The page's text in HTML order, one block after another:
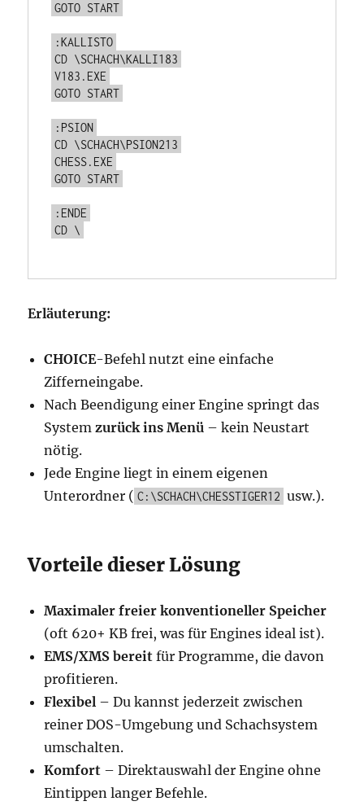
GOTO START
:KALLISTO
CD \SCHACH\KALLI183
V183.EXE
GOTO START
:PSION
CD \SCHACH\PSION213
CHESS.EXE
GOTO START
:ENDE
CD \
Erläuterung:
CHOICE-Befehl nutzt eine einfache
Zifferneingabe.
Nach Beendigung einer Engine springt das
Systemzurück ins Menü – kein Neustart
nötig.
Jede Engine liegt in einem eigenen
Unterordner ( C:\SCHACH\CHESSTIGER12 usw.).
Vorteile dieser Lösung
Maximaler freier konventioneller Speicher
(oft 620+ KB frei, was für Engines ideal ist).
EMS/XMS bereit für Programme, die davon
profitieren.
Flexibel – Du kannst jederzeit zwischen
reiner DOS-Umgebung und Schachsystem
umschalten.
Komfort – Direktauswahl der Engine ohne
Eintippen langer Befehle.